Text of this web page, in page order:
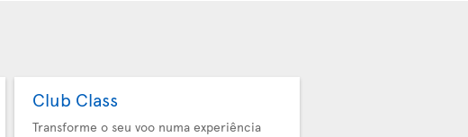
Club Class
Transforme o seu voo numa experiência